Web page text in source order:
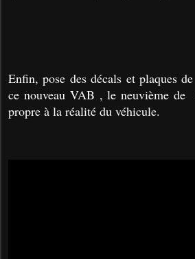
Enfin, pose des décals et plaques
ce nouveau VAB , le neuvième
propre à la réalité du véhicule.